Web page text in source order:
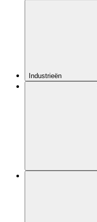
Industrieën